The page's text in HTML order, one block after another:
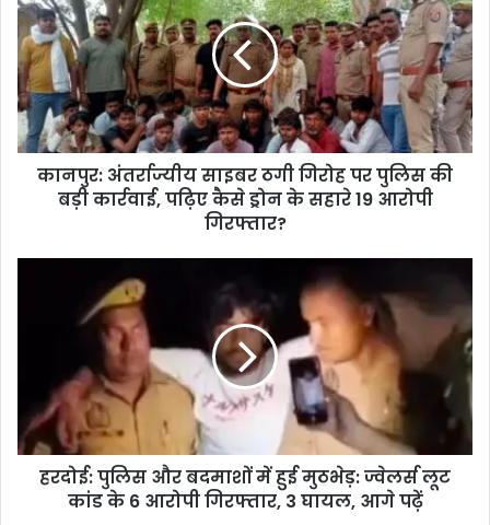
कानपुर: अंतर्राज्यीय साइबर ठगी गिरोह पर पुलिस की
बड़ी कार्रवाई, पढ़िए कैसे ड्रोन के सहारे 19 आरोपी
गिरफ्तार?
हरदोई: पुलिस और बदमाशों में हुई मुठभेड़: ज्वेलर्स लूट
कांड के 6 आरोपी गिरफ्तार, 3 घायल, आगे पढ़ें